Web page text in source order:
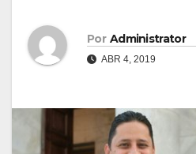
Por Administrator
ABR 4, 2019